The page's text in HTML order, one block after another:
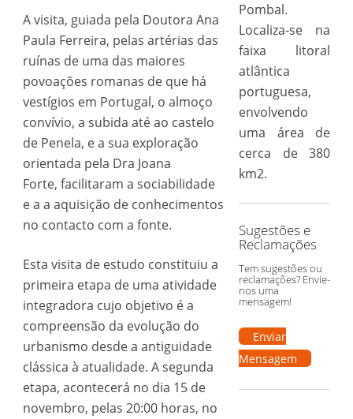
A visita, guiada pela Doutora Ana
Paula Ferreira, pelas artérias das
ruínas de uma das maiores
povoações romanas de que há
vestígios em Portugal, o almoço
convívio, a subida até ao castelo
de Penela, e a sua exploração
orientada pela Dra Joana
Forte, facilitaram a sociabilidade
e a a aquisição de conhecimentos
no contacto com a fonte.
Esta visita de estudo constituiu a
primeira etapa de uma atividade
integradora cujo objetivo é a
compreensão da evolução do
urbanismo desde a antiguidade
clássica à atualidade. A segunda
etapa, acontecerá no dia 15 de
novembro, pelas 20:00 horas, no
Pombal.
Localiza-se na
faixa litoral
atlântica
portuguesa,
envolvendo
uma área de
cerca de 380
km2.
Sugestões e
Reclamações
Tem sugestões ou
reclamações? Envie-
nos uma
mensagem!
Enviar
Mensagem